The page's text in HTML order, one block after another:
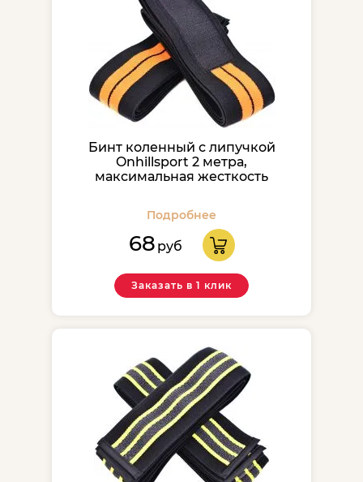
Бинт коленный с липучкой
Onhillsport 2 метра,
максимальная жесткость
Подробнее
68 руб
Заказать в 1 клик